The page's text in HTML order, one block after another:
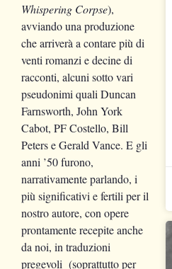
Whispering Corpse),
avviando una produzione
che arriverà a contare più di
venti romanzi e decine di
racconti, alcuni sotto vari
pseudonimi quali Duncan
Farnsworth, John York
Cabot, PF Costello, Bill
Peters e Gerald Vance. E gli
anni ’50 furono,
narrativamente parlando, i
più significativi e fertili per il
nostro autore, con opere
prontamente recepite anche
da noi, in traduzioni
pregevoli (soprattutto per